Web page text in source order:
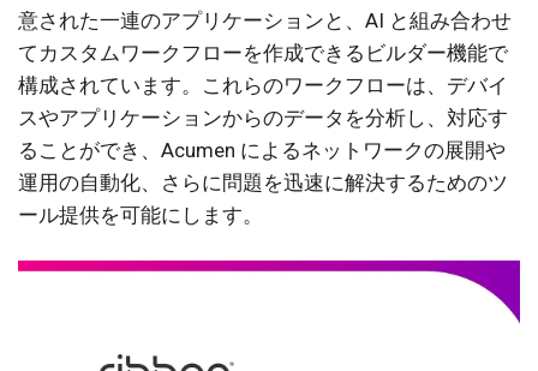
意された一連のアプリケーションと、AI と組み合わせ
てカスタムワークフローを作成できるビルダー機能で
構成されています。これらのワークフローは、デバイ
スやアプリケーションからのデータを分析し、対応す
ることができ、Acumen によるネットワークの展開や
運用の自動化、さらに問題を迅速に解決するためのツ
ール提供を可能にします。